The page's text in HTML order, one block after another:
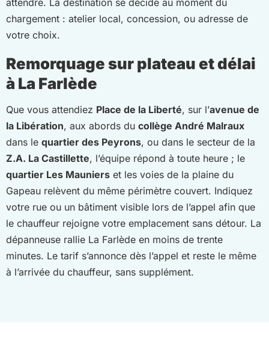
chargement : atelier local, concession, ou adresse de
votre choix.
Remorquage sur plateau et délai
à La Farlède
Que vous attendiez Place de la Liberté, sur l’avenue de
la Libération, aux abords du collège André Malraux
dans le quartier des Peyrons, ou dans le secteur de la
Z.A. La Castillette, l’équipe répond à toute heure ; le
quartier Les Mauniers et les voies de la plaine du
Gapeau relèvent du même périmètre couvert. Indiquez
votre rue ou un bâtiment visible lors de l’appel afin que
le chauffeur rejoigne votre emplacement sans détour. La
dépanneuse rallie La Farlède en moins de trente
minutes. Le tarif s’annonce dès l’appel et reste le même
à l’arrivée du chauffeur, sans supplément.